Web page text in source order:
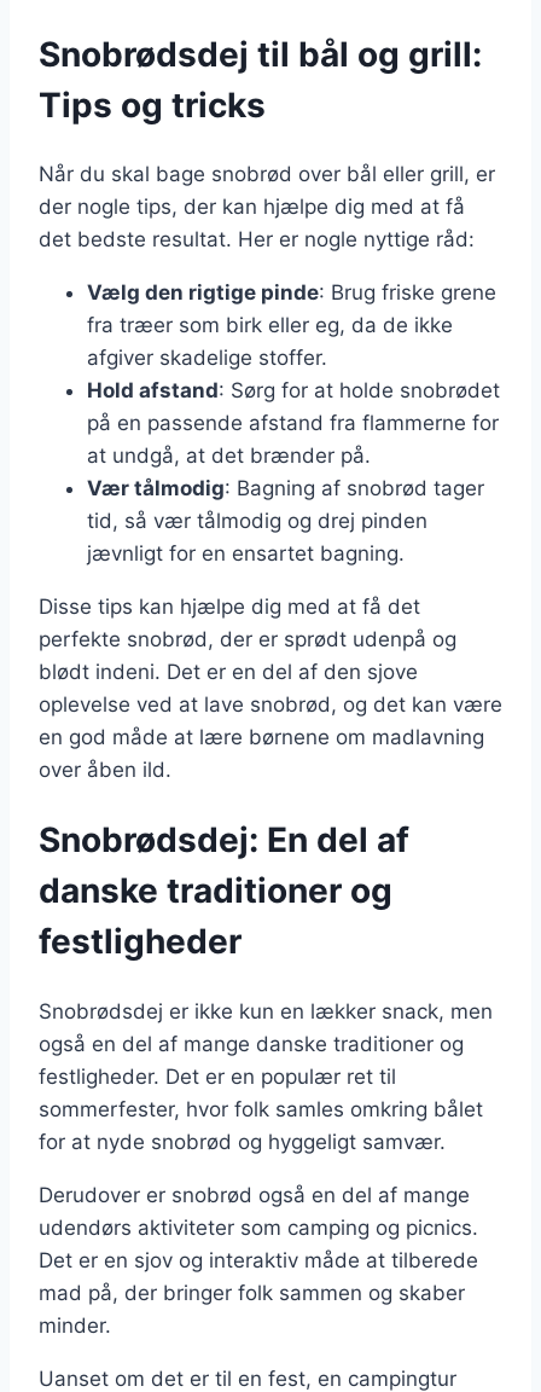
Snobrødsdej til bål og grill:
Tips og tricks
Når du skal bage snobrød over bål eller grill, er
der nogle tips, der kan hjælpe dig med at få
det bedste resultat. Her er nogle nyttige råd:
Vælg den rigtige pinde: Brug friske grene
fra træer som birk eller eg, da de ikke
afgiver skadelige stoffer.
Hold afstand: Sørg for at holde snobrødet
på en passende afstand fra flammerne for
at undgå, at det brænder på.
Vær tålmodig: Bagning af snobrød tager
tid, så vær tålmodig og drej pinden
jævnligt for en ensartet bagning.
Disse tips kan hjælpe dig med at få det
perfekte snobrød, der er sprødt udenpå og
blødt indeni. Det er en del af den sjove
oplevelse ved at lave snobrød, og det kan være
en god måde at lære børnene om madlavning
over åben ild.
Snobrødsdej: En del af
danske traditioner og
festligheder
Snobrødsdej er ikke kun en lækker snack, men
også en del af mange danske traditioner og
festligheder. Det er en populær ret til
sommerfester, hvor folk samles omkring bålet
for at nyde snobrød og hyggeligt samvær.
Derudover er snobrød også en del af mange
udendørs aktiviteter som camping og picnics.
Det er en sjov og interaktiv måde at tilberede
mad på, der bringer folk sammen og skaber
minder.
Uanset om det er til en fest, en campingtur